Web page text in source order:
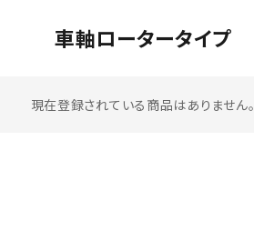
車軸ロータータイプ
現在登録されている商品はありません。